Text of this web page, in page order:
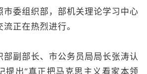
委组织部，部机关理论学习中心
正在热烈进行。
副部长、市公务员局局长张涛认
提出“真正把马克思主义看家本领